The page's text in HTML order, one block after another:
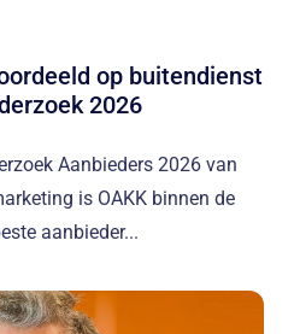
op buitendienst
2026
Aanbieders 2026 van
is OAKK binnen de
aanbieder...